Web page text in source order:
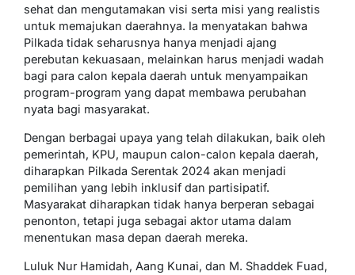
sehat dan mengutamakan visi serta misi yang realistis
untuk memajukan daerahnya. Ia menyatakan bahwa
Pilkada tidak seharusnya hanya menjadi ajang
perebutan kekuasaan, melainkan harus menjadi wadah
bagi para calon kepala daerah untuk menyampaikan
program-program yang dapat membawa perubahan
nyata bagi masyarakat.
Dengan berbagai upaya yang telah dilakukan, baik oleh
pemerintah, KPU, maupun calon-calon kepala daerah,
diharapkan Pilkada Serentak 2024 akan menjadi
pemilihan yang lebih inklusif dan partisipatif.
Masyarakat diharapkan tidak hanya berperan sebagai
penonton, tetapi juga sebagai aktor utama dalam
menentukan masa depan daerah mereka.
Luluk Nur Hamidah, Aang Kunai, dan M. Shaddek Fuad,